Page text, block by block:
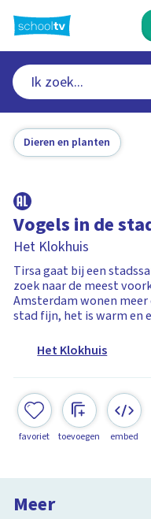
naar
hoofdinhoud
Dieren en planten
Vogels in de
Het Klokhuis
Tirsa gaat bij een
zoek naar de meest
Amsterdam wonen meer
stad fijn, het is warm en
Het Klokhuis
favoriet toevoegen embed
Meer